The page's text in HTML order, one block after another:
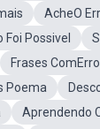
AcheO
Foi Possivel
Frases
Poema
Aprendendo